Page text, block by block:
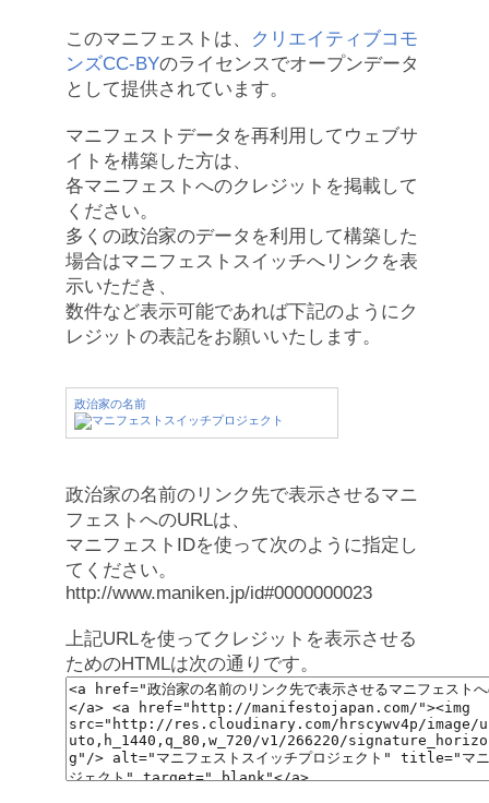
このマニフェストは、
クリエイティブコモ
ンズCC-BYのライセンスでオープンデータ
として提供されています。
マニフェストデータを再利用してウェブサ
イトを構築した方は、
各マニフェストへのクレジットを掲載して
ください。
多くの政治家のデータを利用して構築した
場合はマニフェストスイッチへリンクを表
示いただき、
数件など表示可能であれば下記のようにク
レジットの表記をお願いいたします。
政治家の名前
政治家の名前のリンク先で表示させるマニ
フェストへのURLは、
マニフェストIDを使って次のように指定し
てください。
http://www.maniken.jp/id#0000000023
上記URLを使ってクレジットを表示させる
ためのHTMLは次の通りです。